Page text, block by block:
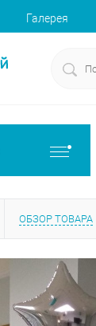
Галерея
ОБЗОР ТОВАРА